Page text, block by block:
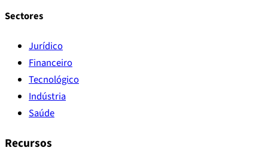
Sectores
Jurídico
Financeiro
Tecnológico
Indústria
Saúde
Recursos